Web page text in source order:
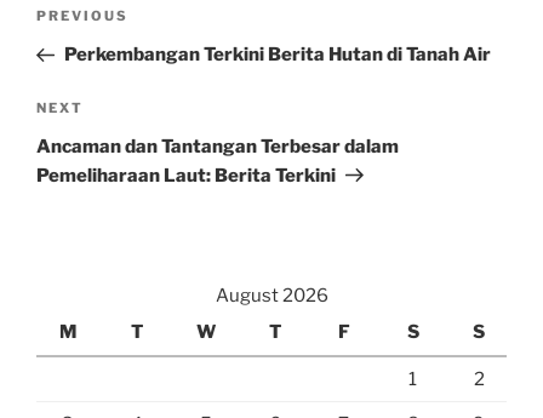
Previous
Post
PREVIOUS
Perkembangan Terkini Berita Hutan di Tanah Air
Next
Post
NEXT
Ancaman dan Tantangan Terbesar dalam
Pemeliharaan Laut: Berita Terkini
August 2026
M
T W T F S S
1 2